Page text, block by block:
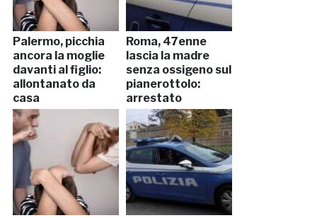
Palermo, picchia
ancora la moglie
davanti al figlio:
allontanato da
casa
Roma, 47enne
lascia la madre
senza ossigeno sul
pianerottolo:
arrestato